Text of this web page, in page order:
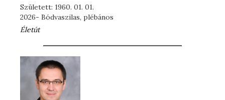
Született: 1960. 01. 01.
2026- Bódvaszilas, plébános
Életút